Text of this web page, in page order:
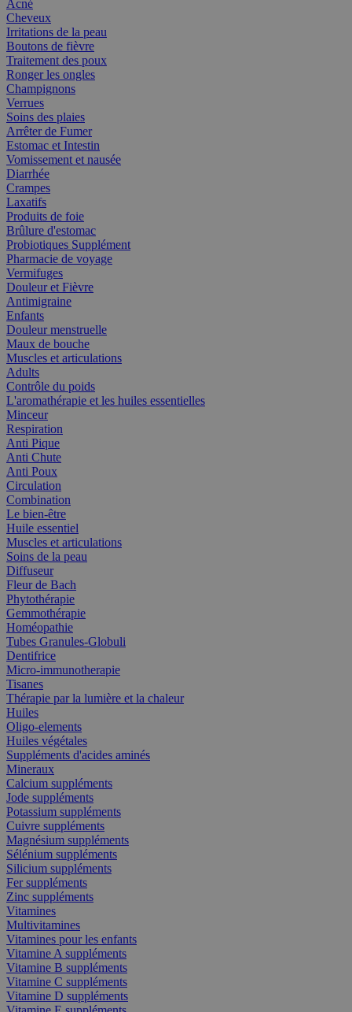
Acné
Cheveux
Irritations de la peau
Boutons de fièvre
Traitement des poux
Ronger les ongles
Champignons
Verrues
Soins des plaies
Arrêter de Fumer
Estomac et Intestin
Vomissement et nausée
Diarrhée
Crampes
Laxatifs
Produits de foie
Brûlure d'estomac
Probiotiques Supplément
Pharmacie de voyage
Vermifuges
Douleur et Fièvre
Antimigraine
Enfants
Douleur menstruelle
Maux de bouche
Muscles et articulations
Adults
Contrôle du poids
L'aromathérapie et les huiles essentielles
Minceur
Respiration
Anti Pique
Anti Chute
Anti Poux
Circulation
Combination
Le bien-être
Huile essentiel
Muscles et articulations
Soins de la peau
Diffuseur
Fleur de Bach
Phytothérapie
Gemmothérapie
Homéopathie
Tubes Granules-Globuli
Dentifrice
Micro-immunotherapie
Tisanes
Thérapie par la lumière et la chaleur
Huiles
Oligo-elements
Huiles végétales
Suppléments d'acides aminés
Mineraux
Calcium suppléments
Jode suppléments
Potassium suppléments
Cuivre suppléments
Magnésium suppléments
Sélénium suppléments
Silicium suppléments
Fer suppléments
Zinc suppléments
Vitamines
Multivitamines
Vitamines pour les enfants
Vitamine A suppléments
Vitamine B suppléments
Vitamine C suppléments
Vitamine D suppléments